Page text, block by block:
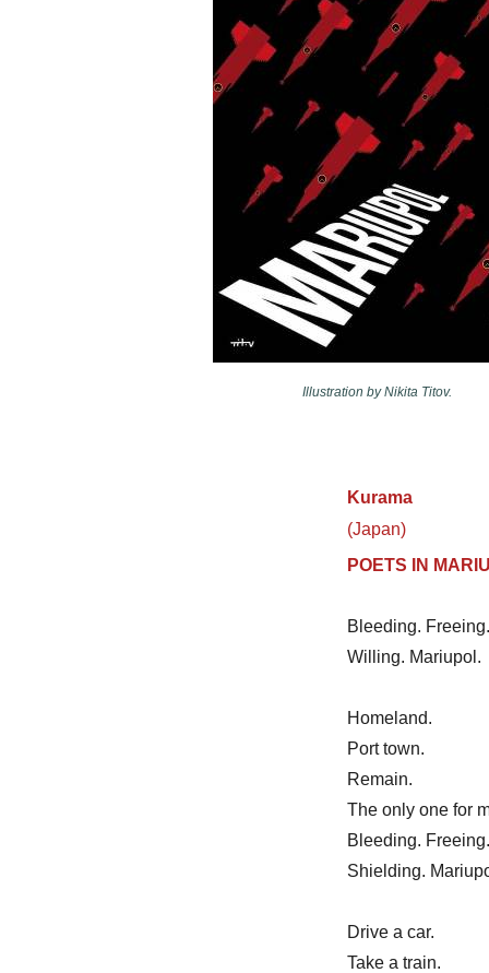
Illustration by Nikita Titov.
Kurama
(Japan)
POETS IN
Bleeding. Freeing.
Willing. Mariupol.
Homeland.
Port town.
Remain.
The only one for
Bleeding. Freeing.
Shielding.
Drive a car.
Take a train.